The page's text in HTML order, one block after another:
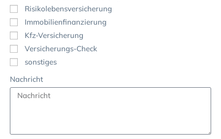
Risikolebensversicherung
Immobilienfinanzierung
Kfz-Versicherung
Versicherungs-Check
sonstiges
Nachricht